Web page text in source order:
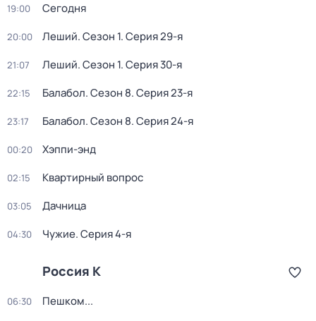
19:00 Сегодня
20:00 Леший. Сезон 1. Серия 29-я
21:07 Леший. Сезон 1. Серия 30-я
22:15 Балабол. Сезон 8. Серия 23-я
23:17 Балабол. Сезон 8. Серия 24-я
00:20 Хэппи-энд
02:15 Квартирный вопрос
03:05 Дачница
04:30 Чужие. Серия 4-я
Россия К
06:30 Пешком...